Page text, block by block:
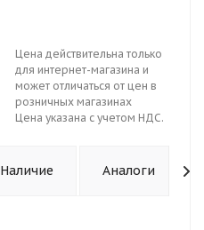
Цена действительна только
для интернет-магазина и
может отличаться от цен в
розничных магазинах
Цена указана с учетом НДС.
Наличие Аналоги